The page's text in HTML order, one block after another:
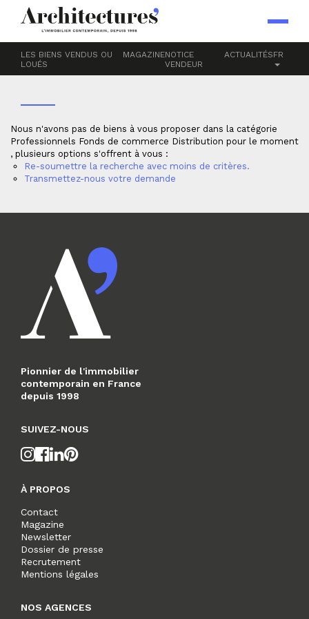
LES BIENS VENDUS OU
LOUÉS
MAGAZINENOTICE
VENDEUR
ACTUALITÉSFR
Accueil Professionnels
DISTRIBUTION
Nous n'avons pas de biens à vous proposer dans la catégorie
Professionnels Fonds de commerce Distribution pour le moment
, plusieurs options s'offrent à vous :
Re-soumettre la recherche avec moins de critères.
Transmettez-nous votre demande
Pionnier de l'immobilier
contemporain en France
depuis 1998
SUIVEZ-NOUS
À PROPOS
Contact
Magazine
Newsletter
Dossier de presse
Recrutement
Mentions légales
NOS AGENCES